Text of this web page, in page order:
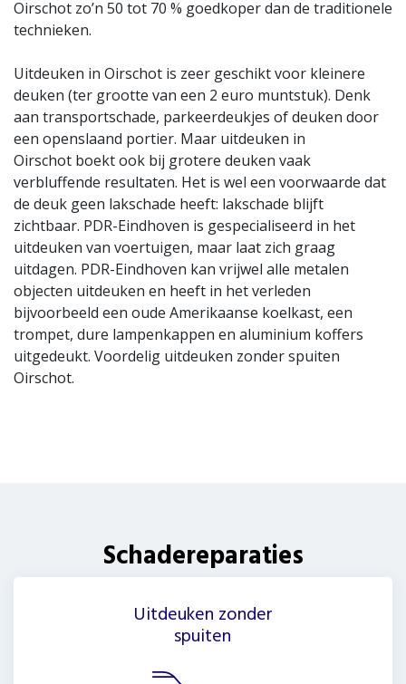
Oirschot zo’n 50 tot 70 % goedkoper dan de traditionele
technieken.
Uitdeuken in Oirschot is zeer geschikt voor kleinere
deuken (ter grootte van een 2 euro muntstuk). Denk
aan transportschade, parkeerdeukjes of deuken door
een openslaand portier. Maar uitdeuken in
Oirschot boekt ook bij grotere deuken vaak
verbluffende resultaten. Het is wel een voorwaarde dat
de deuk geen lakschade heeft: lakschade blijft
zichtbaar. PDR-Eindhoven is gespecialiseerd in het
uitdeuken van voertuigen, maar laat zich graag
uitdagen. PDR-Eindhoven kan vrijwel alle metalen
objecten uitdeuken en heeft in het verleden
bijvoorbeeld een oude Amerikaanse koelkast, een
trompet, dure lampenkappen en aluminium koffers
uitgedeukt. Voordelig uitdeuken zonder spuiten
Oirschot.
Schadereparaties
Uitdeuken zonder
spuiten